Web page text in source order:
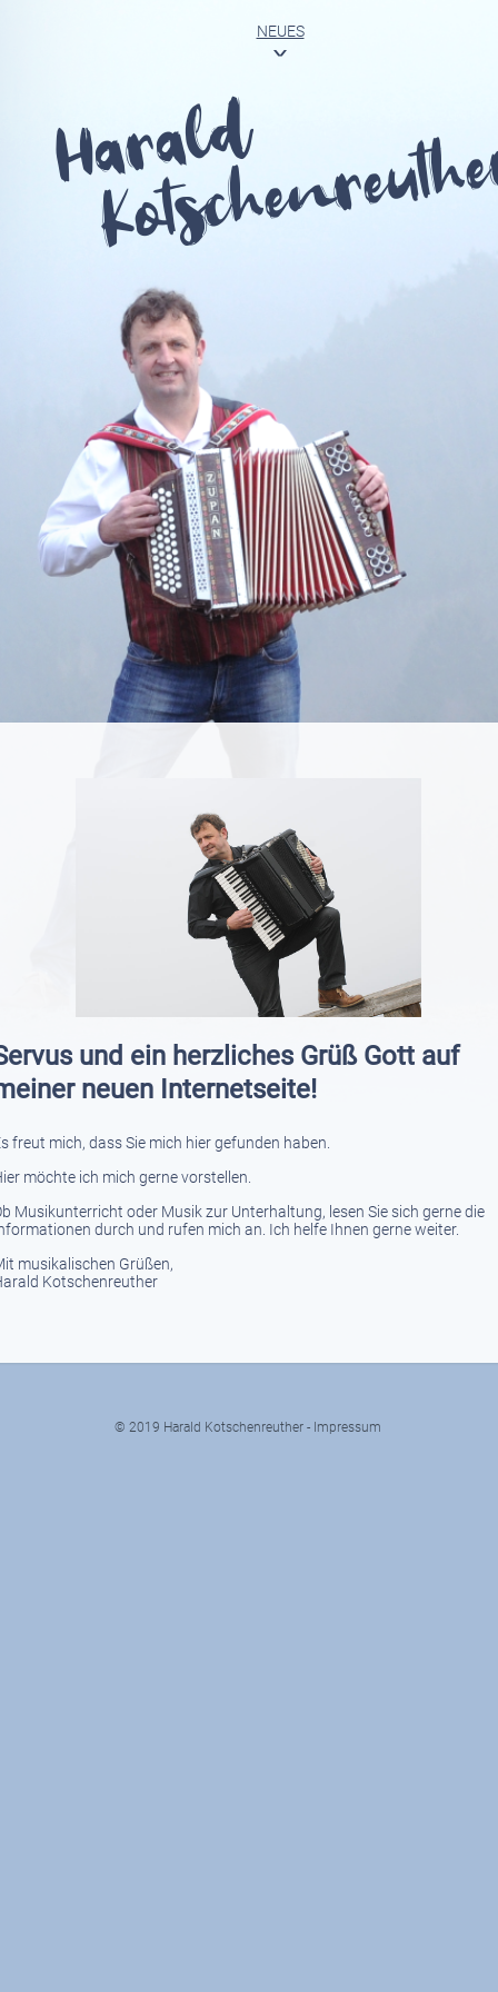
NEUES
<
Harald
und ein herzliches Grüß Gott auf
neuen Internetseite!
freut mich, dass Sie mich hier gefunden haben.
möchte ich mich gerne vorstellen.
Musikunterricht oder Musik zur Unterhaltung, lesen Sie sich gerne die
durch und rufen mich an. Ich helfe Ihnen gerne weiter.
musikalischen Grüßen,
Kotschenreuther
© 2019 Harald Kotschenreuther - Impressum